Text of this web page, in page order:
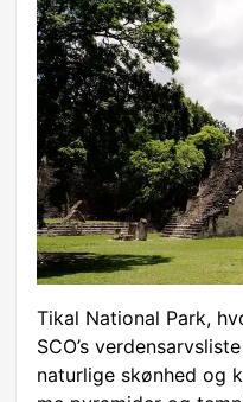
Tikal National Park,
SCO’s
naturlige skønhed og